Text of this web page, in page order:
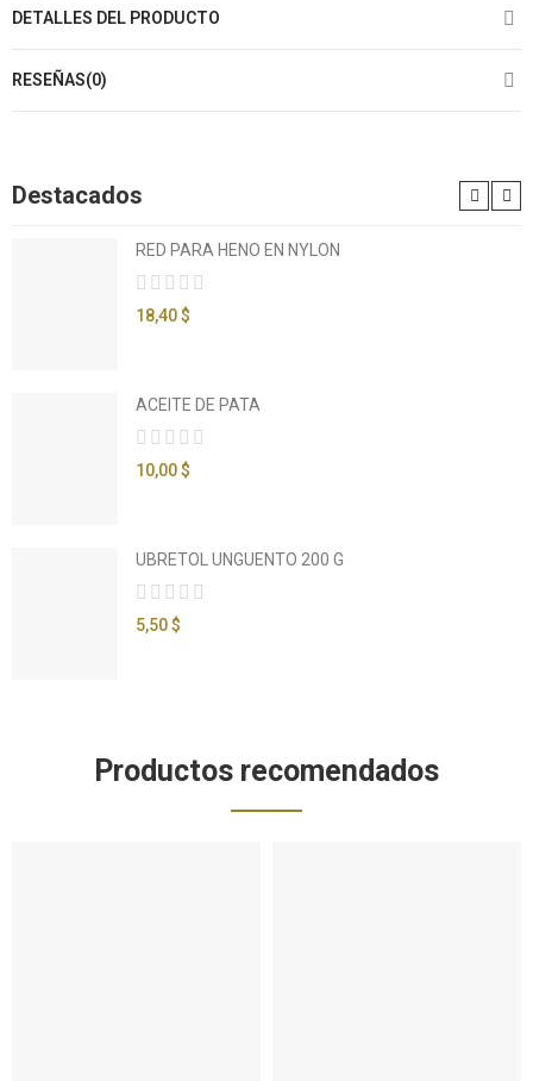
DETALLES DEL PRODUCTO
RESEÑAS(0)
Destacados
RED PARA HENO EN NYLON
18,40 $
ACEITE DE PATA
10,00 $
UBRETOL UNGUENTO 200 G
5,50 $
Productos recomendados